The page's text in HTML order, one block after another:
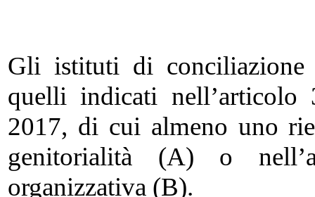
Gli istituti di conciliazione
quelli indicati nell’articolo
2017, di cui almeno uno
genitorialità (A) o
organizzativa (B).